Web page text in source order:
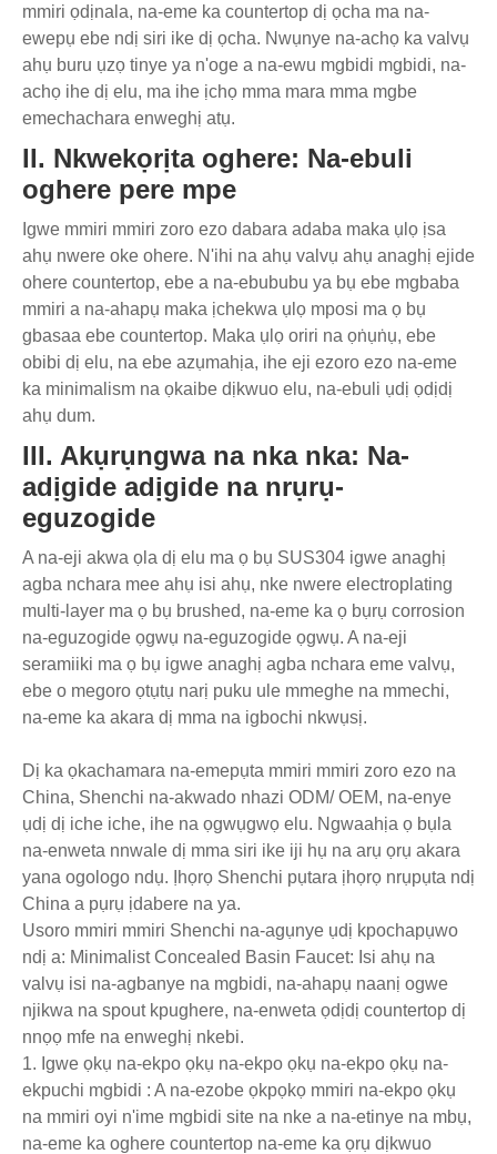
mmiri ọdịnala, na-eme ka countertop dị ọcha ma na-
ewepụ ebe ndị siri ike dị ọcha. Nwụnye na-achọ ka valvụ
ahụ buru ụzọ tinye ya n'oge a na-ewu mgbidi mgbidi, na-
achọ ihe dị elu, ma ihe ịchọ mma mara mma mgbe
emechachara enweghị atụ.
II. Nkwekọrịta oghere: Na-ebuli
oghere pere mpe
Igwe mmiri mmiri zoro ezo dabara adaba maka ụlọ ịsa
ahụ nwere oke ohere. N'ihi na ahụ valvụ ahụ anaghị ejide
ohere countertop, ebe a na-ebububu ya bụ ebe mgbaba
mmiri a na-ahapụ maka ịchekwa ụlọ mposi ma ọ bụ
gbasaa ebe countertop. Maka ụlọ oriri na ọṅụṅụ, ebe
obibi dị elu, na ebe azụmahịa, ihe eji ezoro ezo na-eme
ka minimalism na ọkaibe dịkwuo elu, na-ebuli ụdị ọdịdị
ahụ dum.
III. Akụrụngwa na nka nka: Na-
adịgide adịgide na nrụrụ-
eguzogide
A na-eji akwa ọla dị elu ma ọ bụ SUS304 igwe anaghị
agba nchara mee ahụ isi ahụ, nke nwere electroplating
multi-layer ma ọ bụ brushed, na-eme ka ọ bụrụ corrosion
na-eguzogide ọgwụ na-eguzogide ọgwụ. A na-eji
seramiiki ma ọ bụ igwe anaghị agba nchara eme valvụ,
ebe o megoro ọtụtụ narị puku ule mmeghe na mmechi,
na-eme ka akara dị mma na igbochi nkwụsị.
Dị ka ọkachamara na-emepụta mmiri mmiri zoro ezo na
China, Shenchi na-akwado nhazi ODM/ OEM, na-enye
ụdị dị iche iche, ihe na ọgwụgwọ elu. Ngwaahịa ọ bụla
na-enweta nnwale dị mma siri ike iji hụ na arụ ọrụ akara
yana ogologo ndụ. Ịhọrọ Shenchi pụtara ịhọrọ nrụpụta ndị
China a pụrụ ịdabere na ya.
Usoro mmiri mmiri Shenchi na-agụnye ụdị kpochapụwo
ndị a: Minimalist Concealed Basin Faucet: Isi ahụ na
valvụ isi na-agbanye na mgbidi, na-ahapụ naanị ogwe
njikwa na spout kpughere, na-enweta ọdịdị countertop dị
nnọọ mfe na enweghị nkebi.
1. Igwe ọkụ na-ekpo ọkụ na-ekpo ọkụ na-ekpo ọkụ na-
ekpuchi mgbidi : A na-ezobe ọkpọkọ mmiri na-ekpo ọkụ
na mmiri oyi n'ime mgbidi site na nke a na-etinye na mbụ,
na-eme ka oghere countertop na-eme ka ọrụ dịkwuo